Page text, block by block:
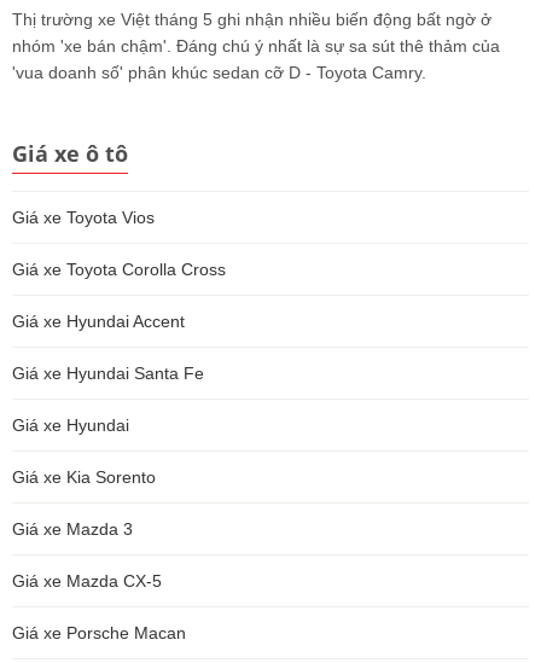
Thị trường xe Việt tháng 5 ghi nhận nhiều biến động bất ngờ ở
nhóm 'xe bán chậm'. Đáng chú ý nhất là sự sa sút thê thảm của
'vua doanh số' phân khúc sedan cỡ D - Toyota Camry.
Giá xe ô tô
Giá xe Toyota Vios
Giá xe Toyota Corolla Cross
Giá xe Hyundai Accent
Giá xe Hyundai Santa Fe
Giá xe Hyundai
Giá xe Kia Sorento
Giá xe Mazda 3
Giá xe Mazda CX-5
Giá xe Porsche Macan